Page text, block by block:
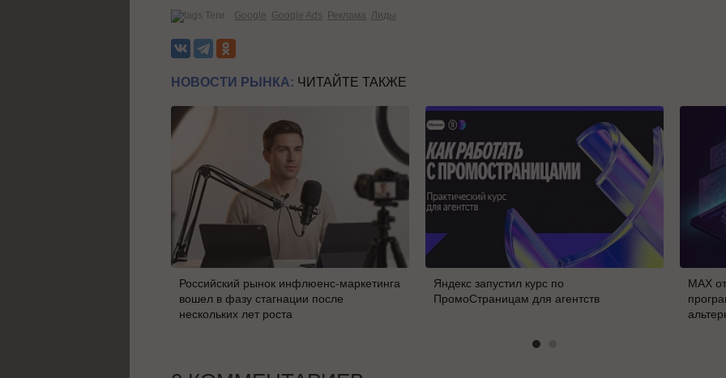
Теги: Google Google Ads Реклама Лиды
НОВОСТИ РЫНКА: ЧИТАЙТЕ ТАКЖЕ
Российский рынок инфлюенс-маркетинга
вошел в фазу стагнации после
нескольких лет роста
Яндекс запустил курс по
ПромоСтраницам для агентств
MAX